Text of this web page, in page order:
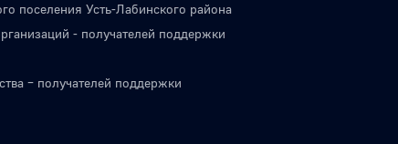
поселения Усть-Лабинского района
- получателей поддержки
– получателей поддержки